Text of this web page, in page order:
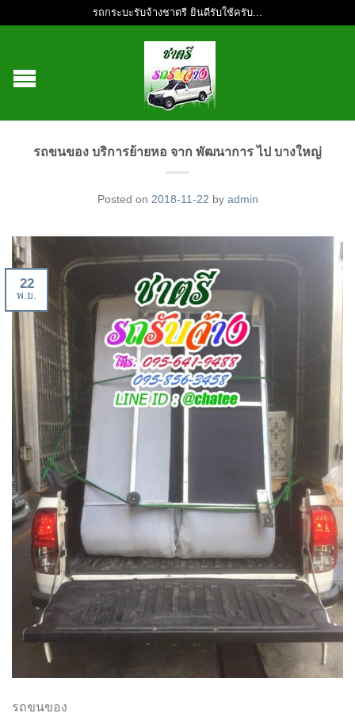
รถกระบะรับจ้างชาตรี ยินดีรับใช้ครับ...
รถขนของ บริการย้ายหอ จาก พัฒนาการ ไป บางใหญ่
Posted on 2018-11-22 by admin
22
พ.ย.
รถขนของ